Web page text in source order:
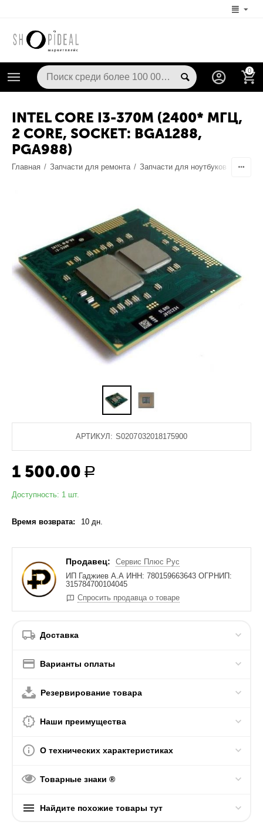
0
INTEL CORE I3-370M (2400* МГЦ,
2 CORE, SOCKET: BGA1288,
PGA988)
Главная / Запчасти для ремонта / Запчасти для ноутбуков
АРТИКУЛ: S0207032018175900
1 500.00 Р
Доступность: 1 шт.
Время возврата: 10 дн.
Продавец:
Сервис Плюс Рус
ИП Гаджиев А.А ИНН: 780159663643 ОГРНИП:
315784700104045
Спросить продавца о товаре
Доставка
Варианты оплаты
Резервирование товара
Наши преимущества
О технических характеристиках
Товарные знаки ®
Найдите похожие товары тут